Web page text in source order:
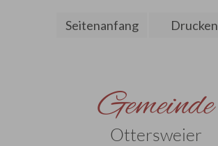
Seitenanfang Drucken
Gemeinde
Ottersweier